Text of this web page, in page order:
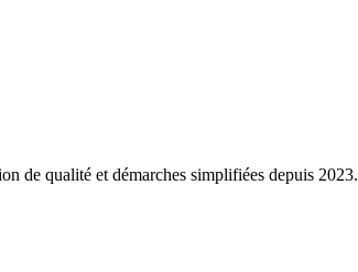
de qualité et démarches simplifiées depuis 2023.